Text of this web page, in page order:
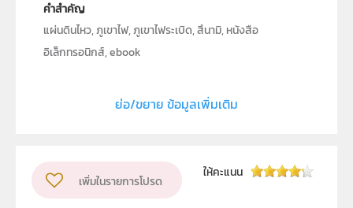
คำสำคัญ
แผ่นดินไหว, ภูเขาไฟ, ภูเขาไฟระเบิด, สึนามิ, หนังสือ
อิเล็กทรอนิกส์, ebook
Interactive Resource
ผู้แต่ง หรือ เจ้าของผลงาน
ย่อ/ขยาย ข้อมูลเพิ่มเติม
เพิ่มในรายการโปรด
ให้คะแนน